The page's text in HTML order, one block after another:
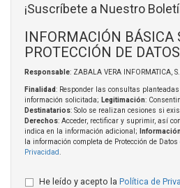
¡Suscríbete a Nuestro
INFORMACIÓN BÁSICA
PROTECCIÓN DE DATOS
Responsable: ZABALA VERA INFORMATICA,
Finalidad: Responder las consultas
información solicitada; Legitimación:
Destinatarios: Solo se realizan cesiones si
Derechos: Acceder, rectificar y suprimir, así
indica en la información adicional;
la información completa de Protección de
Privacidad.
He leído y acepto la Política de